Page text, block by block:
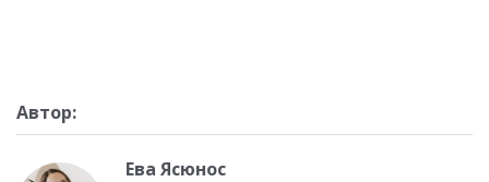
Автор:
Ева Ясюнос